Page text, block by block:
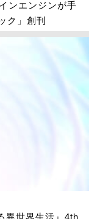
ンエンジンが手
ク」創刊
異世界生活』4th